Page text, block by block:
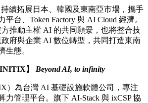
續拓展日本、韓國及東南亞市場，攜手
台、Token Factory 與 AI Cloud 經濟。
推動主權 AI 的共同願景，也將整合技
府與企業 AI 數位轉型，共同打造東南
生態。
】 Beyond AI, to infinity
）為台灣 AI 基礎設施軟體公司，專注
力管理平台。旗下 AI-Stack 與 ixCSP 協